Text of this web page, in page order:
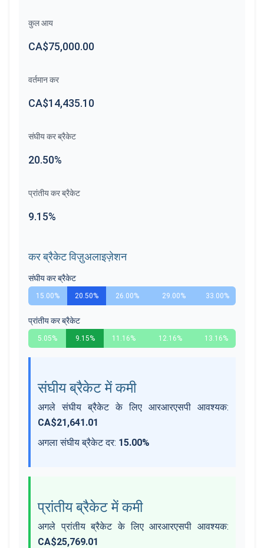
कुल आय
CA$75,000.00
वर्तमान कर
CA$14,435.10
संघीय कर ब्रैकेट
20.50%
प्रांतीय कर ब्रैकेट
9.15%
कर ब्रैकेट विज़ुअलाइज़ेशन
संघीय कर ब्रैकेट
15.00% 20.50% 26.00% 29.00% 33.00%
प्रांतीय कर ब्रैकेट
5.05% 9.15% 11.16% 12.16% 13.16%
संघीय ब्रैकेट में कमी
अगले संघीय ब्रैकेट के लिए आरआरएसपी आवश्यक:
CA$21,641.01
अगला संघीय ब्रैकेट दर: 15.00%
प्रांतीय ब्रैकेट में कमी
अगले प्रांतीय ब्रैकेट के लिए आरआरएसपी आवश्यक:
CA$25,769.01